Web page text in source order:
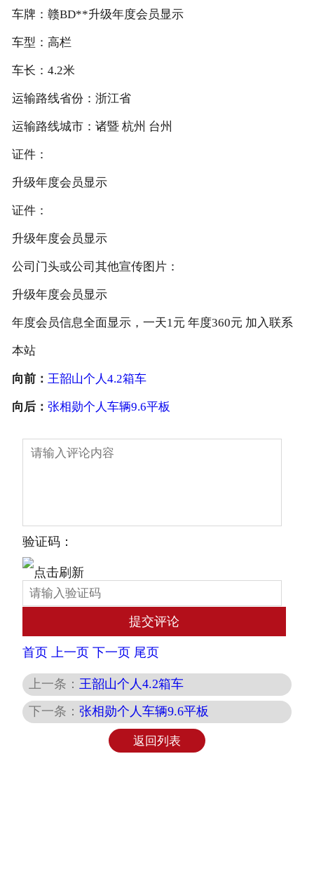
车牌：赣BD**升级年度会员显示
车型：高栏
车长：4.2米
运输路线省份：浙江省
运输路线城市：诸暨 杭州 台州
证件：
升级年度会员显示
证件：
升级年度会员显示
公司门头或公司其他宣传图片：
升级年度会员显示
年度会员信息全面显示，一天1元 年度360元 加入联系
本站
向前： 王韶山个人4.2箱车
向后： 张相勋个人车辆9.6平板
验证码：
首页 上一页 下一页 尾页
上一条： 王韶山个人4.2箱车
下一条： 张相勋个人车辆9.6平板
返回列表